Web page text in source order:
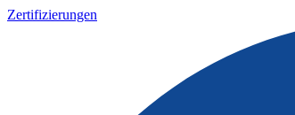
Zertifizierungen